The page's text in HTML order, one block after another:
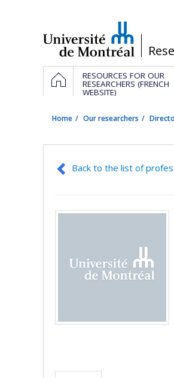
/
Navigation
principale
HOMERESOURCES FOR OUR
RESEARCHERS (FRENCH
WEBSITE)
Home Our researchers
Back to the list of